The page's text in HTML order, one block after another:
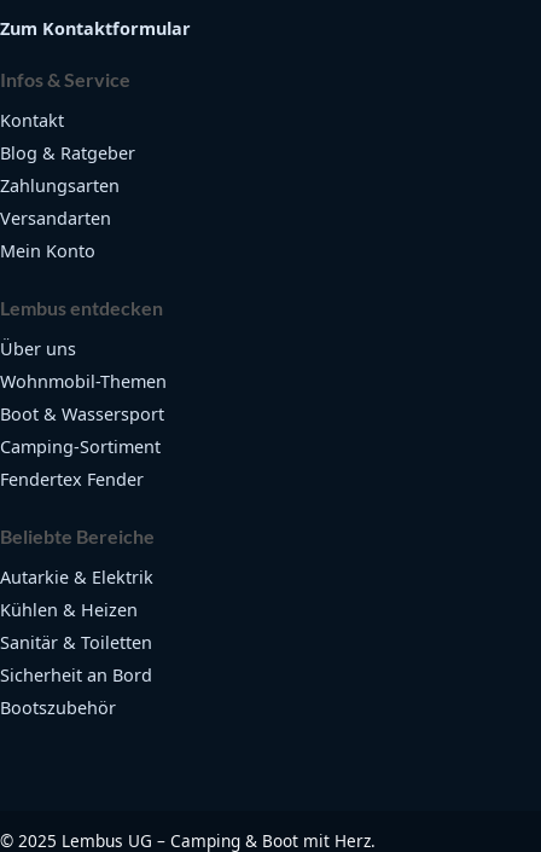
Zum Kontaktformular
Infos & Service
Kontakt
Blog & Ratgeber
Zahlungsarten
Versandarten
Mein Konto
Lembus entdecken
Über uns
Wohnmobil-Themen
Boot & Wassersport
Camping-Sortiment
Fendertex Fender
Beliebte Bereiche
Autarkie & Elektrik
Kühlen & Heizen
Sanitär & Toiletten
Sicherheit an Bord
Bootszubehör
© 2025 Lembus UG – Camping & Boot mit Herz.